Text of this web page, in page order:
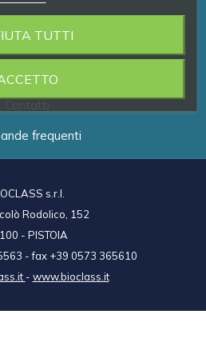
Prodotti
Brand
frequenti
TUTTI
s.r.l.
Rodolico, 152
- PISTOIA
- fax +39 0573 365610
- www.bioclass.it